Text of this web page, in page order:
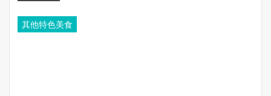
其他特色美食